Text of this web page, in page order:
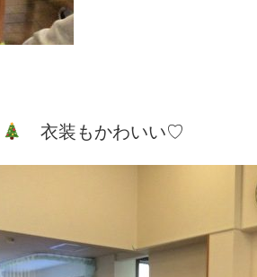
衣装もかわいい♡